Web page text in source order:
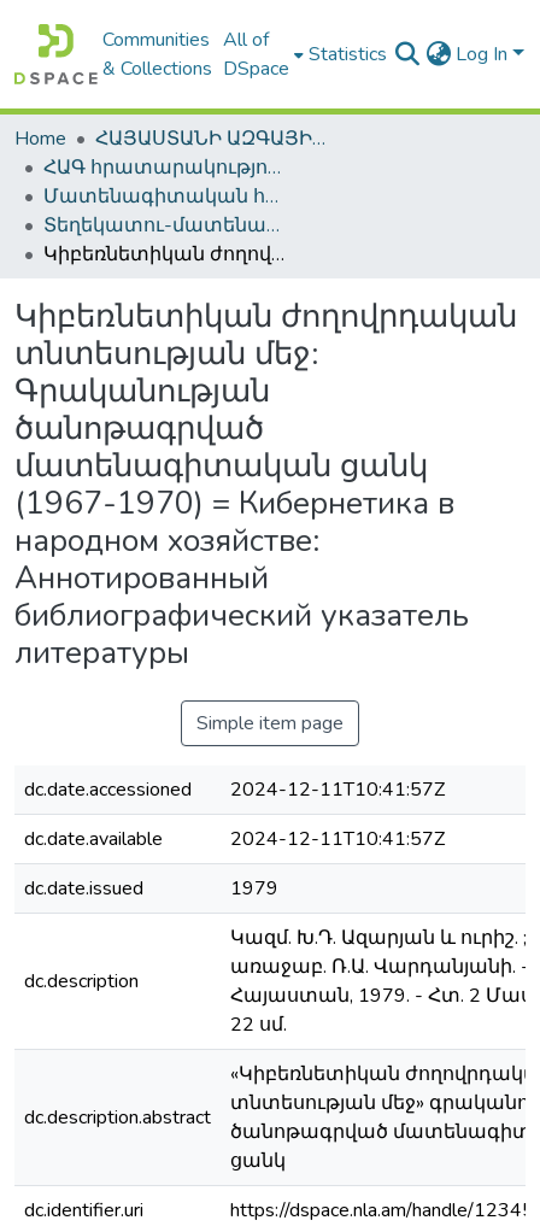
Communities
& Collections
All of
DSpace
Statistics Log In
Home
ՀԱՅԱՍՏԱՆԻ ԱԶԳԱՅԻՆ ԳՐԱԴԱՐԱՆԻ ԹՎԱՅԻՆ ՊԱՀՈՑ / DIGITAL REPOSITORY OF NLA
ՀԱԳ հրատարակություններ / NLA Publications
Մատենագիտական հրատարակություններ / Bibliographic publications
Տեղեկատու-մատենագիտական հրատարակություններ / Reference-Bibliographic Publications
Կիբեռնետիկան ժողովրդական տնտեսության մեջ: Գրականության ծանոթագրված մատենագիտական ցանկ (1967-1970) = Кибернетика в народном хозяйстве: Аннотированный библиографический указатель литературы
Կիբեռնետիկան ժողովրդական
տնտեսության մեջ:
Գրականության
ծանոթագրված
մատենագիտական ցանկ
(1967-1970) = Кибернетика в
народном хозяйстве:
Аннотированный
библиографический указатель
литературы
Simple item page
dc.date.accessioned
2024-12-11T10:41:57Z
dc.date.available
2024-12-11T10:41:57Z
dc.date.issued
1979
dc.description
Կազմ. Խ.Դ. Ազարյան և ուրիշ. ;
առաջաբ. Ռ.Ա. Վարդանյանի. -
Հայաստան, 1979. - Հտ. 2 Մաս
22 սմ.
dc.description.abstract
«Կիբեռնետիկան
տնտեսության մեջ»
ծանոթագրված
ցանկ
dc.identifier.uri
https://dspace.nla.am/handle/